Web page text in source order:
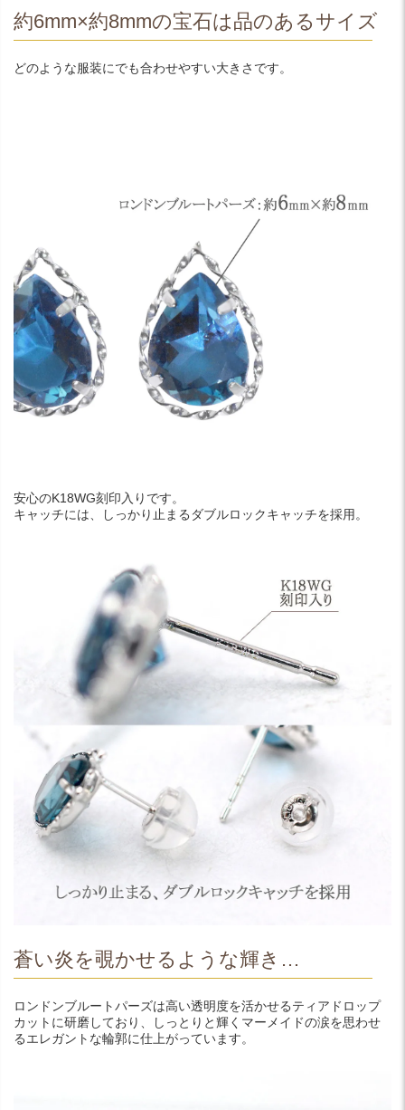
約6mm×約8mmの宝石は品のあるサイズ
どのような服装にでも合わせやすい大きさです。
安心のK18WG刻印入りです。
キャッチには、しっかり止まるダブルロックキャッチを採用。
蒼い炎を覗かせるような輝き…
ロンドンブルートパーズは高い透明度を活かせるティアドロップ
カットに研磨しており、しっとりと輝くマーメイドの涙を思わせ
るエレガントな輪郭に仕上がっています。